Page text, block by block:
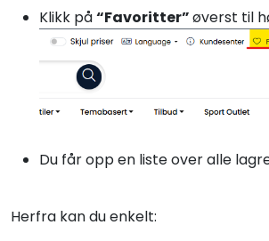
Klikk på“Favoritter”øverst til
Du får opp en liste over alle
Herfra kan du enkelt: